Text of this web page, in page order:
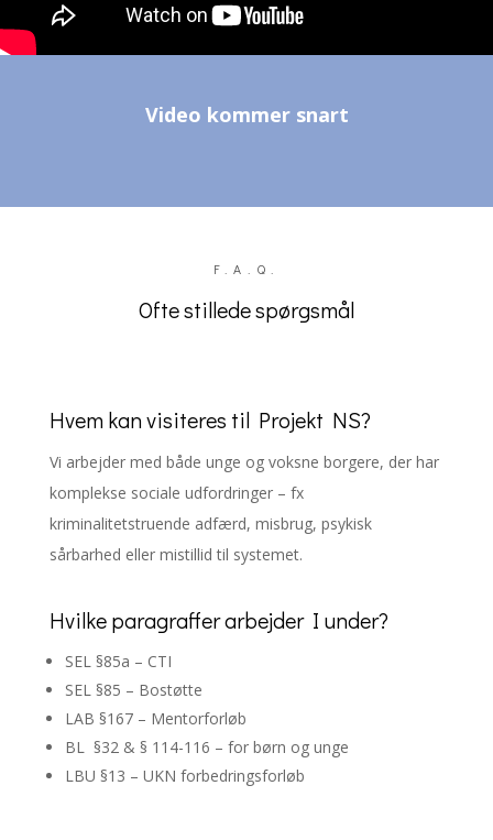
Video kommer snart
F.A.Q.
Ofte stillede spørgsmål
Hvem kan visiteres til Projekt NS?
Vi arbejder med både unge og voksne borgere, der har
komplekse sociale udfordringer – fx
kriminalitetstruende adfærd, misbrug, psykisk
sårbarhed eller mistillid til systemet.
Hvilke paragraffer arbejder I under?
SEL §85a – CTI
SEL §85 – Bostøtte
LAB §167 – Mentorforløb
BL §32 & § 114-116 – for børn og unge
LBU §13 – UKN forbedringsforløb